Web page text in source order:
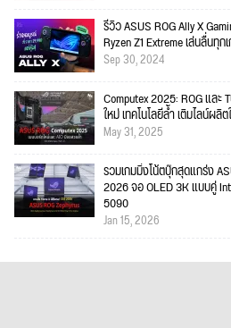
รีวิว ASUS ROG Ally X
Ryzen Z1 Extreme เล่นลื่นทุ
Sep 30, 2024
Computex 2025: ROG และ
ใหม่ เทคโนโลยีล้ำ เติมไลน์ผลิ
May 31, 2025
รวมเกมมิ่งโน้ตบุ๊กสุดแกร่ง
2026 จอ OLED 3K แบบคู่
5090
Jan 15, 2026